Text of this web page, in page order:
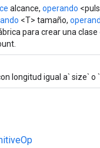
alcance, operando
<T> tamaño,
para crear una
longitud igual a` size`